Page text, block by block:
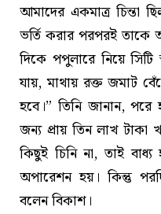
আমাদের একমাত্র চিন্তা
ভর্তি করার পরপরই তাকে
দিকে পপুলারে নিয়ে সিটি
যায়, মাথায় রক্ত জমাট
হবে।” তিনি জানান, পরে
জন্য প্রায় তিন লাখ টাকা
কিছুই চিনি না, তাই
অপারেশন হয়। কিন্তু
বলেন বিকাশ।